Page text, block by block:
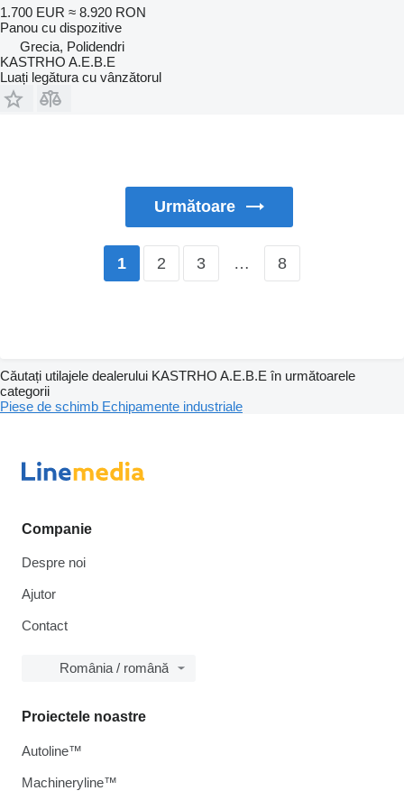
1.700 EUR ≈ 8.920 RON
Panou cu dispozitive
Grecia, Polidendri
KASTRHO A.E.B.E
Luați legătura cu vânzătorul
Următoare
1 2 3 … 8
Căutați utilajele dealerului KASTRHO A.E.B.E în următoarele
categorii
Piese de schimb Echipamente industriale
Companie
Despre noi
Ajutor
Contact
România / română
Proiectele noastre
Autoline™
Machineryline™